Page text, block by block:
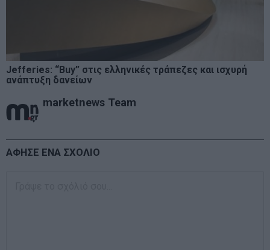
Jefferies: “Buy” στις ελληνικές τράπεζες και ισχυρή
ανάπτυξη δανείων
marketnews Team
ΑΦΗΣΕ ΕΝΑ ΣΧΟΛΙΟ